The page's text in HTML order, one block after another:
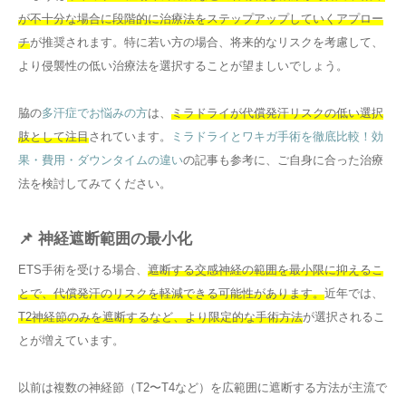
が不十分な場合に段階的に治療法をステップアップしていくアプロー
チが推奨されます。特に若い方の場合、将来的なリスクを考慮して、
より侵襲性の低い治療法を選択することが望ましいでしょう。
脇の多汗症でお悩みの方は、 ミラドライが代償発汗リスクの低い選択
肢として注目されています。
ミラドライとワキガ手術を徹底比較！効
果・費用・ダウンタイムの違いの記事も参考に、ご自身に合った治療
法を検討してみてください。
📌 神経遮断範囲の最小化
ETS手術を受ける場合、 遮断する交感神経の範囲を最小限に抑えるこ
とで、代償発汗のリスクを軽減できる可能性があります。近年では、
T2神経節のみを遮断するなど、より限定的な手術方法が選択されるこ
とが増えています。
以前は複数の神経節（T2〜T4など）を広範囲に遮断する方法が主流で